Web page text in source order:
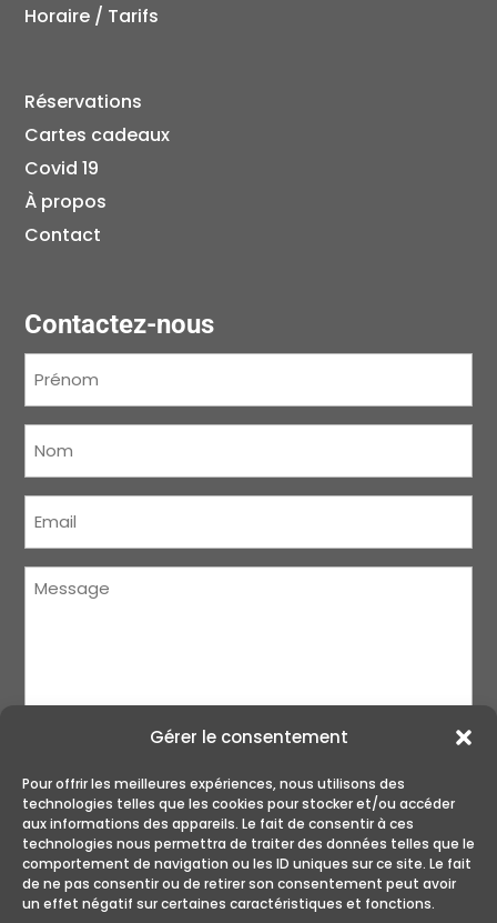
Gérer le consentement
Pour offrir les meilleures expériences, nous utilisons des
technologies telles que les cookies pour stocker et/ou accéder
aux informations des appareils. Le fait de consentir à ces
technologies nous permettra de traiter des données telles que le
comportement de navigation ou les ID uniques sur ce site. Le fait
de ne pas consentir ou de retirer son consentement peut avoir
un effet négatif sur certaines caractéristiques et fonctions.
Horaire / Tarifs
Réservations
Cartes cadeaux
Covid 19
À propos
Contact
Contactez-nous
Message
ENVOYER